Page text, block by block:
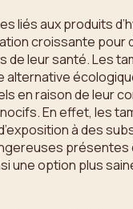
liés aux produits
croissante pour
de leur santé. Les
alternative
en raison de leur
En effet, les
à des
présentes
une option plus